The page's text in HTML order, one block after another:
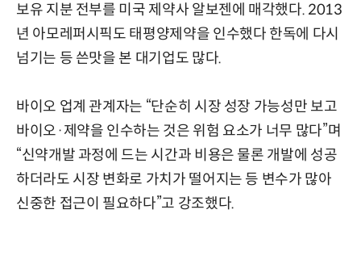
보유 지분 전부를 미국 제약사 알보젠에 매각했다. 2013
년 아모레퍼시픽도 태평양제약을 인수했다 한독에 다시
넘기는 등 쓴맛을 본 대기업도 많다.
바이오 업계 관계자는 “단순히 시장 성장 가능성만 보고
바이오·제약을 인수하는 것은 위험 요소가 너무 많다”며
“신약개발 과정에 드는 시간과 비용은 물론 개발에 성공
하더라도 시장 변화로 가치가 떨어지는 등 변수가 많아
신중한 접근이 필요하다”고 강조했다.